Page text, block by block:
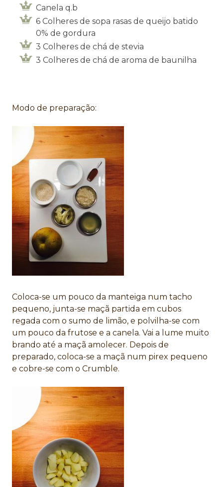
Canela q.b
6 Colheres de sopa rasas de queijo batido
0% de gordura
3 Colheres de chá de stevia
3 Colheres de chá de aroma de baunilha
Modo de preparação:
Coloca-se um pouco da manteiga num tacho
pequeno, junta-se maçã partida em cubos
regada com o sumo de limão, e polvilha-se com
um pouco da frutose e a canela. Vai a lume muito
brando até a maçã amolecer. Depois de
preparado, coloca-se a maçã num pirex pequeno
e cobre-se com o Crumble.